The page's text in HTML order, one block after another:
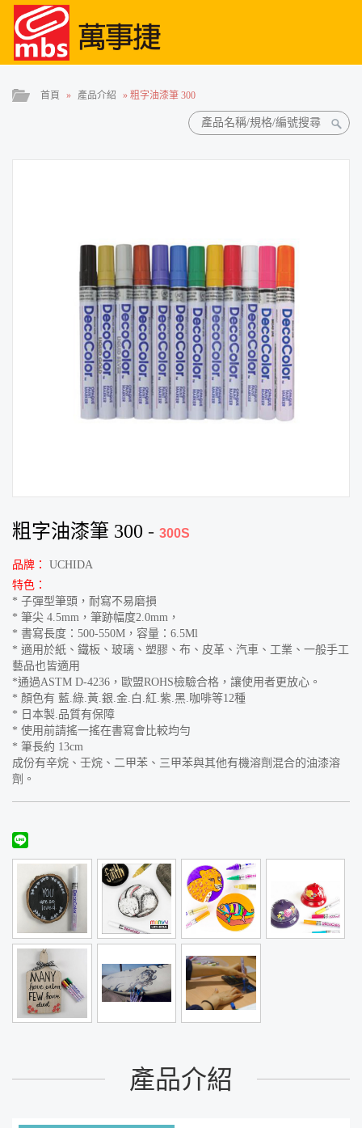
首頁 » 產品介紹 » 粗字油漆筆 300
粗字油漆筆 300 - 300S
品牌：
UCHIDA
特色：
* 子彈型筆頭，耐寫不易磨損
* 筆尖 4.5mm，筆跡幅度2.0mm，
* 書寫長度：500-550M，容量：6.5Ml
* 適用於紙、鐵板、玻璃、塑膠、布、皮革、汽車、工業、一般手工
藝品也皆適用
*通過ASTM D-4236，歐盟ROHS檢驗合格，讓使用者更放心。
* 顏色有 藍.綠.黃.銀.金.白.紅.紫.黑.咖啡等12種
* 日本製.品質有保障
* 使用前請搖一搖在書寫會比較均勻
* 筆長約 13cm
成份有辛烷、壬烷、二甲苯、三甲苯與其他有機溶劑混合的油漆溶
劑。
產品介紹